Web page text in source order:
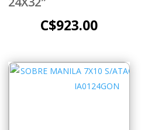
C$923.00